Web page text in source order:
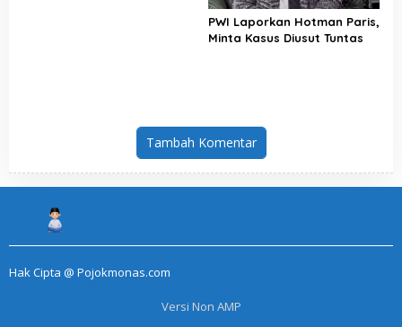
PWI Laporkan Hotman Paris,
Minta Kasus Diusut Tuntas
Tambah Komentar
Hak Cipta @ Pojokmonas.com
Versi Non AMP